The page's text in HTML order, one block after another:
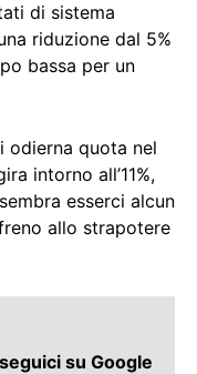
di sistema
riduzione dal 5%
bassa per un
odierna quota nel
intorno all’11%,
esserci alcun
allo strapotere
seguici su Google